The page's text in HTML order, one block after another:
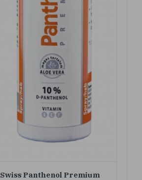
Swiss Panthenol Premium